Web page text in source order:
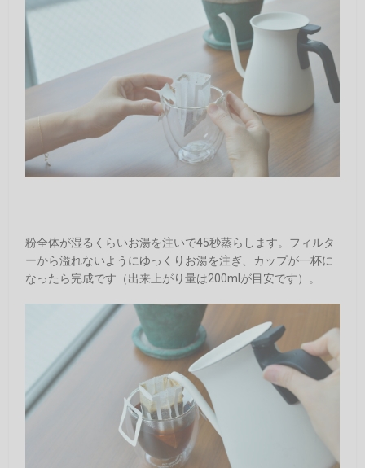
粉全体が湿るくらいお湯を注いで45秒蒸らします。フィルタ
ーから溢れないようにゆっくりお湯を注ぎ、カップが一杯に
なったら完成です（出来上がり量は200mlが目安です）。